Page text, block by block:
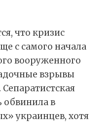
что кризис
с самого начала
вооруженного
взрывы
Сепаратистская
обвинила в
украинцев, хотя